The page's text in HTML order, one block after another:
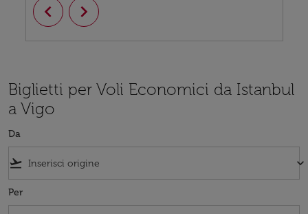
chevron_left chevron_right
Biglietti per Voli Economici da Istanbul
a Vigo
Da
flight_takeoff keyboard_arrow_down
Per